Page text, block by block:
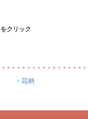
クリック
花柄